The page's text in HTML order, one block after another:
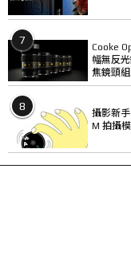
7
Cooke
幅無反
焦鏡頭組
8
攝影新手
M 拍攝